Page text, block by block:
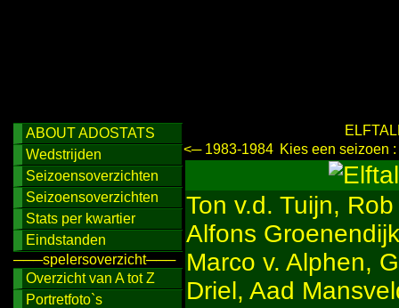
ABOUT ADOSTATS
Wedstrijden
Seizoensoverzichten
Seizoensoverzichten
Stats per kwartier
Eindstanden
───spelersoverzicht───
Overzicht van A tot Z
Portretfoto`s
<─ 1983-1984 Kies een seizoen :
Ton v.d. Tuijn,
Alfons
Marco v. Alphen,
Driel, Aad